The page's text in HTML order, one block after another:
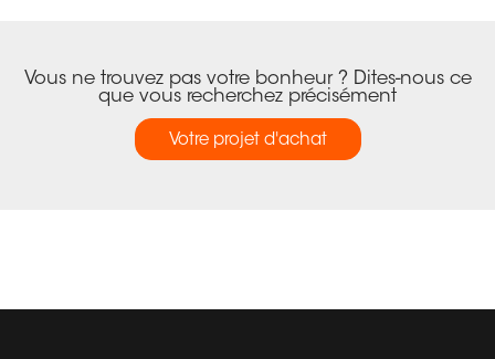
Vous ne trouvez pas votre bonheur ? Dites-nous ce
que vous recherchez précisément
Votre projet d'achat